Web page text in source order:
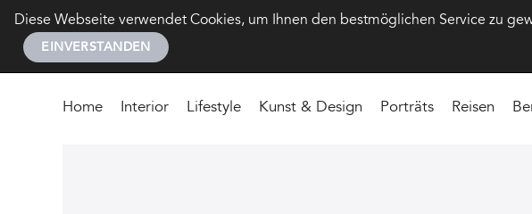
Diese Webseite verwendet Cookies, um Ihnen den bestmöglichen Service zu
EINVERSTANDEN
Home Interior Lifestyle Kunst & Design Porträts Reisen